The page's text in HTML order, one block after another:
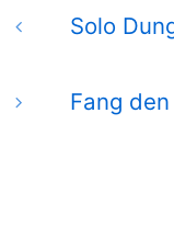
Solo
Fang